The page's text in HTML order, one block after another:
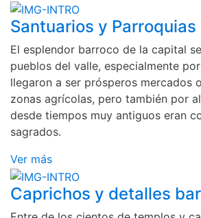
Santuarios y Parroquias
El esplendor barroco de la capital
pueblos del valle, especialmente
llegaron a ser prósperos mercados
zonas agrícolas, pero también por
desde tiempos muy antiguos eran
sagrados.
Ver más
Caprichos y detalles